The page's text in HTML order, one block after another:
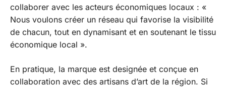
collaborer avec les acteurs économiques locaux : «
Nous voulons créer un réseau qui favorise la visibilité
de chacun, tout en dynamisant et en soutenant le tissu
économique local ».
En pratique, la marque est designée et conçue en
collaboration avec des artisans d’art de la région. Si